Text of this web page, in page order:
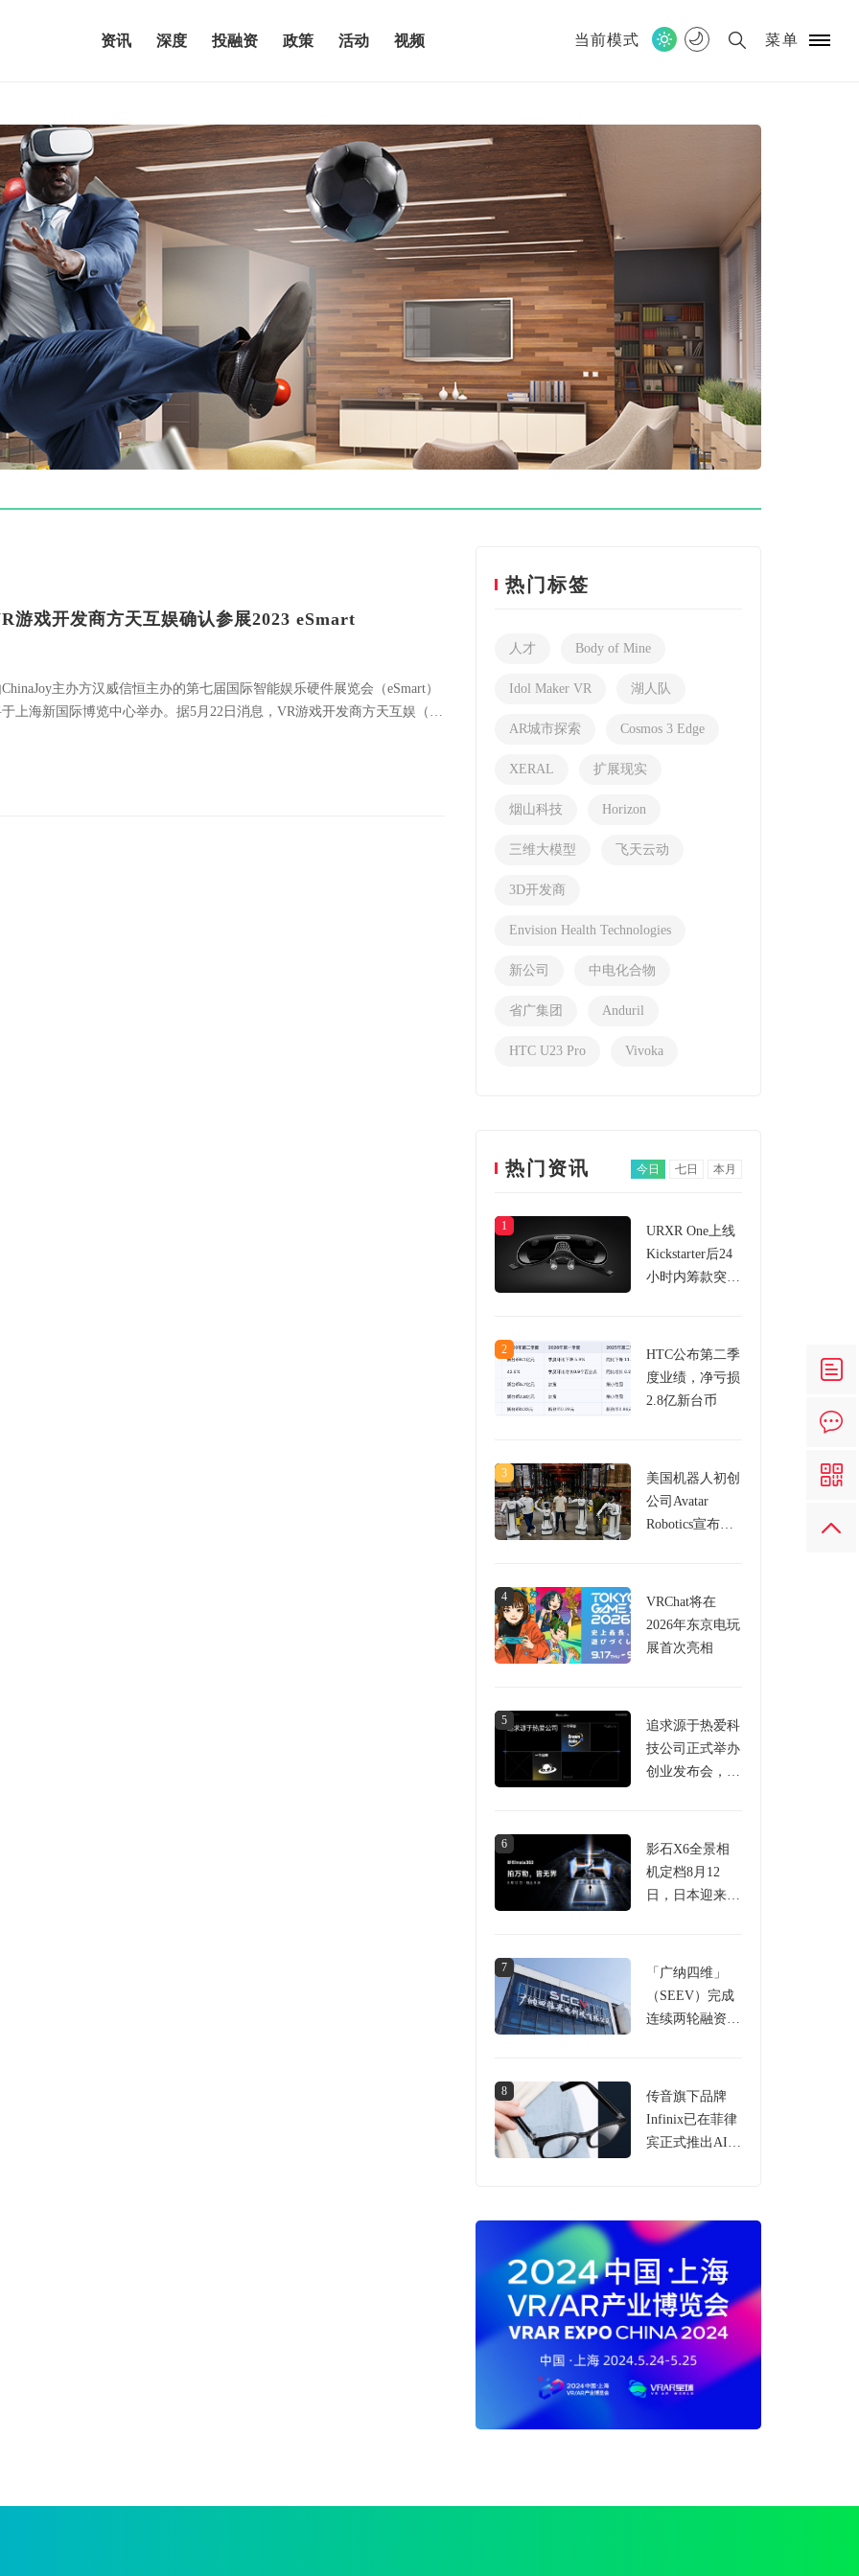
资讯 深度 投融资 政策 活动 视频 当前模式 菜单
游戏开发商方天互娱确认参展2023 eSmart
主办方汉威信恒主办的第七届国际智能娱乐硬件展览会（eSmart）
上海新国际博览中心举办。据5月22日消息，VR游戏开发商方天互娱（深
热门标签
人才 Body of Mine
Idol Maker VR 湖人队
AR城市探索 Cosmos 3 Edge
XERAL 扩展现实
烟山科技 Horizon
三维大模型 飞天云动
3D开发商
Envision Health Technologies
新公司 中电化合物
省广集团 Anduril
HTC U23 Pro Vivoka
热门资讯 今日 七日 本月
1
URXR One上线
Kickstarter后24
小时内筹款突破
2
HTC公布第二季
度业绩，净亏损
2.8亿新台币
3
美国机器人初创
公司Avatar
Robotics宣布完
于用VR头显控
制机器人
4
VRChat将在
2026年东京电玩
展首次亮相
5
追求源于热爱科
技公司正式举办
创业发布会，发
众筹平台
6
影石X6全景相
机定档8月12
日，日本迎来首
7
「广纳四维」
（SEEV）完成
连续两轮融资，
8
传音旗下品牌
Infinix已在菲律
宾正式推出AI